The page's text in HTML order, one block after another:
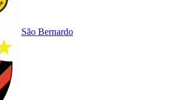
São Bernardo